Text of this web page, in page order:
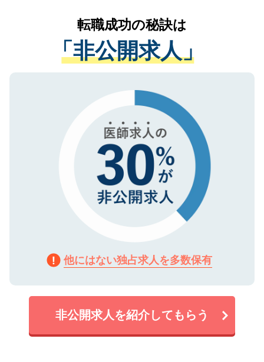
は、個人情報の取り扱いについての厳密な
管理基準を満たした事業者のみに付与され
る、プライバシーマークを取得済みです。
で、機密保持に関してもご安心ください。
かがいして、現在の医療機関の状況や紹介
経験をまじえながら、適切なアドバイスを
させていただきます。すぐにご転職をされ
ない方には、長期的なサポートが可能です
ので、まずはご登録ください。
転職成功の秘訣は
「非公開求人」
他にはない独占求人を多数保有
非公開求人を紹介してもらう